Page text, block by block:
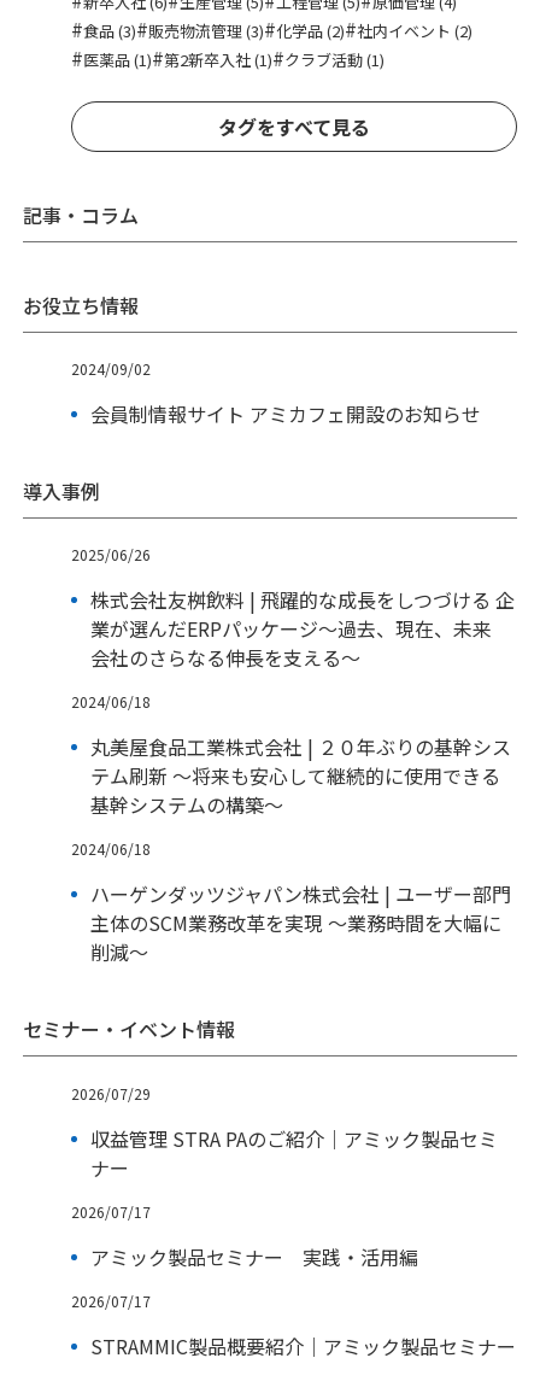
#食品 (3)#販売物流管理 (3)#化学品 (2)#社内イベント (2)
#医薬品 (1)#第2新卒入社 (1)#クラブ活動 (1)
タグをすべて見る
記事・コラム
お役立ち情報
2024/09/02
会員制情報サイト アミカフェ開設のお知らせ
導入事例
2025/06/26
株式会社友桝飲料 | 飛躍的な成長をしつづける 企
業が選んだERPパッケージ～過去、現在、未来
会社のさらなる伸長を支える～
2024/06/18
丸美屋食品工業株式会社 | ２０年ぶりの基幹シス
テム刷新 ～将来も安心して継続的に使用できる
基幹システムの構築～
2024/06/18
ハーゲンダッツジャパン株式会社 | ユーザー部門
主体のSCM業務改革を実現 ～業務時間を大幅に
削減～
セミナー・イベント情報
2026/07/29
収益管理 STRA PAのご紹介｜アミック製品セミ
ナー
2026/07/17
アミック製品セミナー 実践・活用編
2026/07/17
STRAMMIC製品概要紹介｜アミック製品セミナー